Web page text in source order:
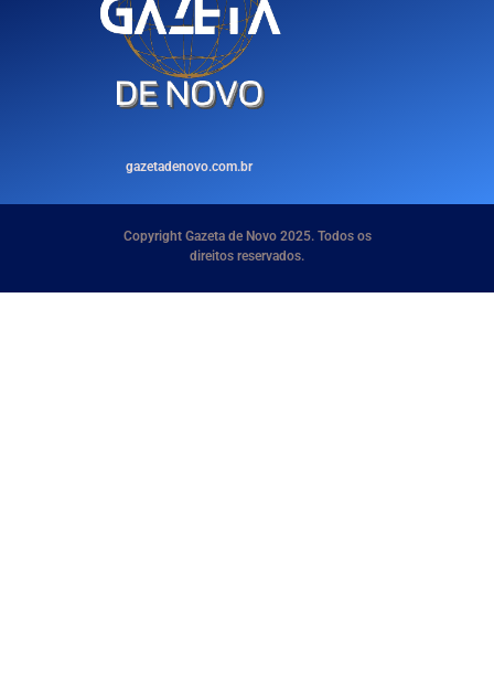
gazetadenovo.com.br
Copyright Gazeta de Novo 2025. Todos os
direitos reservados.